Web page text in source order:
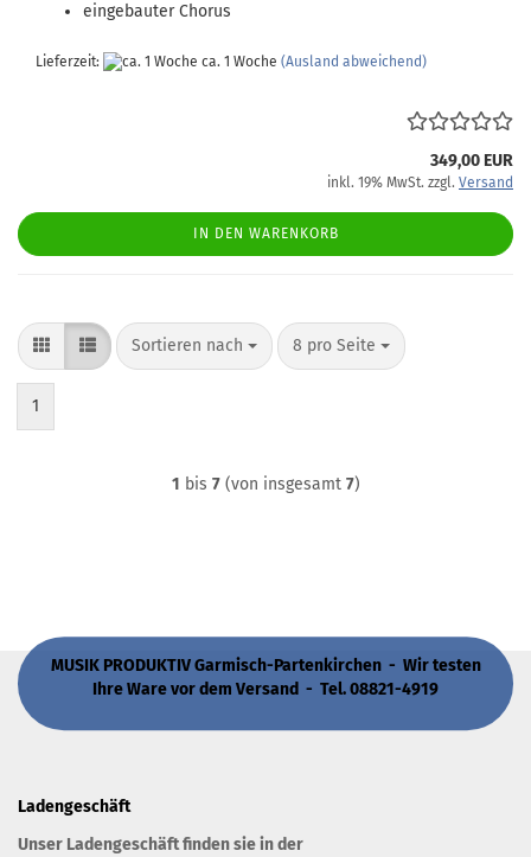
eingebauter Chorus
Lieferzeit: ca. 1 Woche (Ausland abweichend)
349,00 EUR
inkl. 19% MwSt. zzgl. Versand
IN DEN WARENKORB
Sortieren nach
Sortieren nach 8 pro Seite
pro Seite
1
1 bis 7(von insgesamt 7)
MUSIK PRODUKTIV Garmisch-Partenkirchen - Wir testen
Ihre Ware vor dem Versand - Tel. 08821-4919
Ladengeschäft
Unser Ladengeschäft finden sie in der